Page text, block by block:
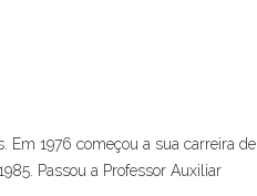
Em 1976 começou a sua carreira de
Passou a Professor Auxiliar